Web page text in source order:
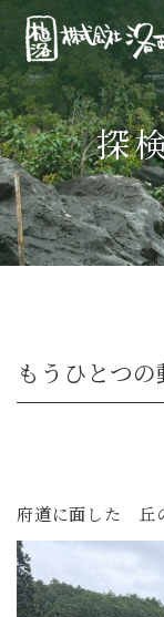
探
もうひとつ
府道に面した 丘